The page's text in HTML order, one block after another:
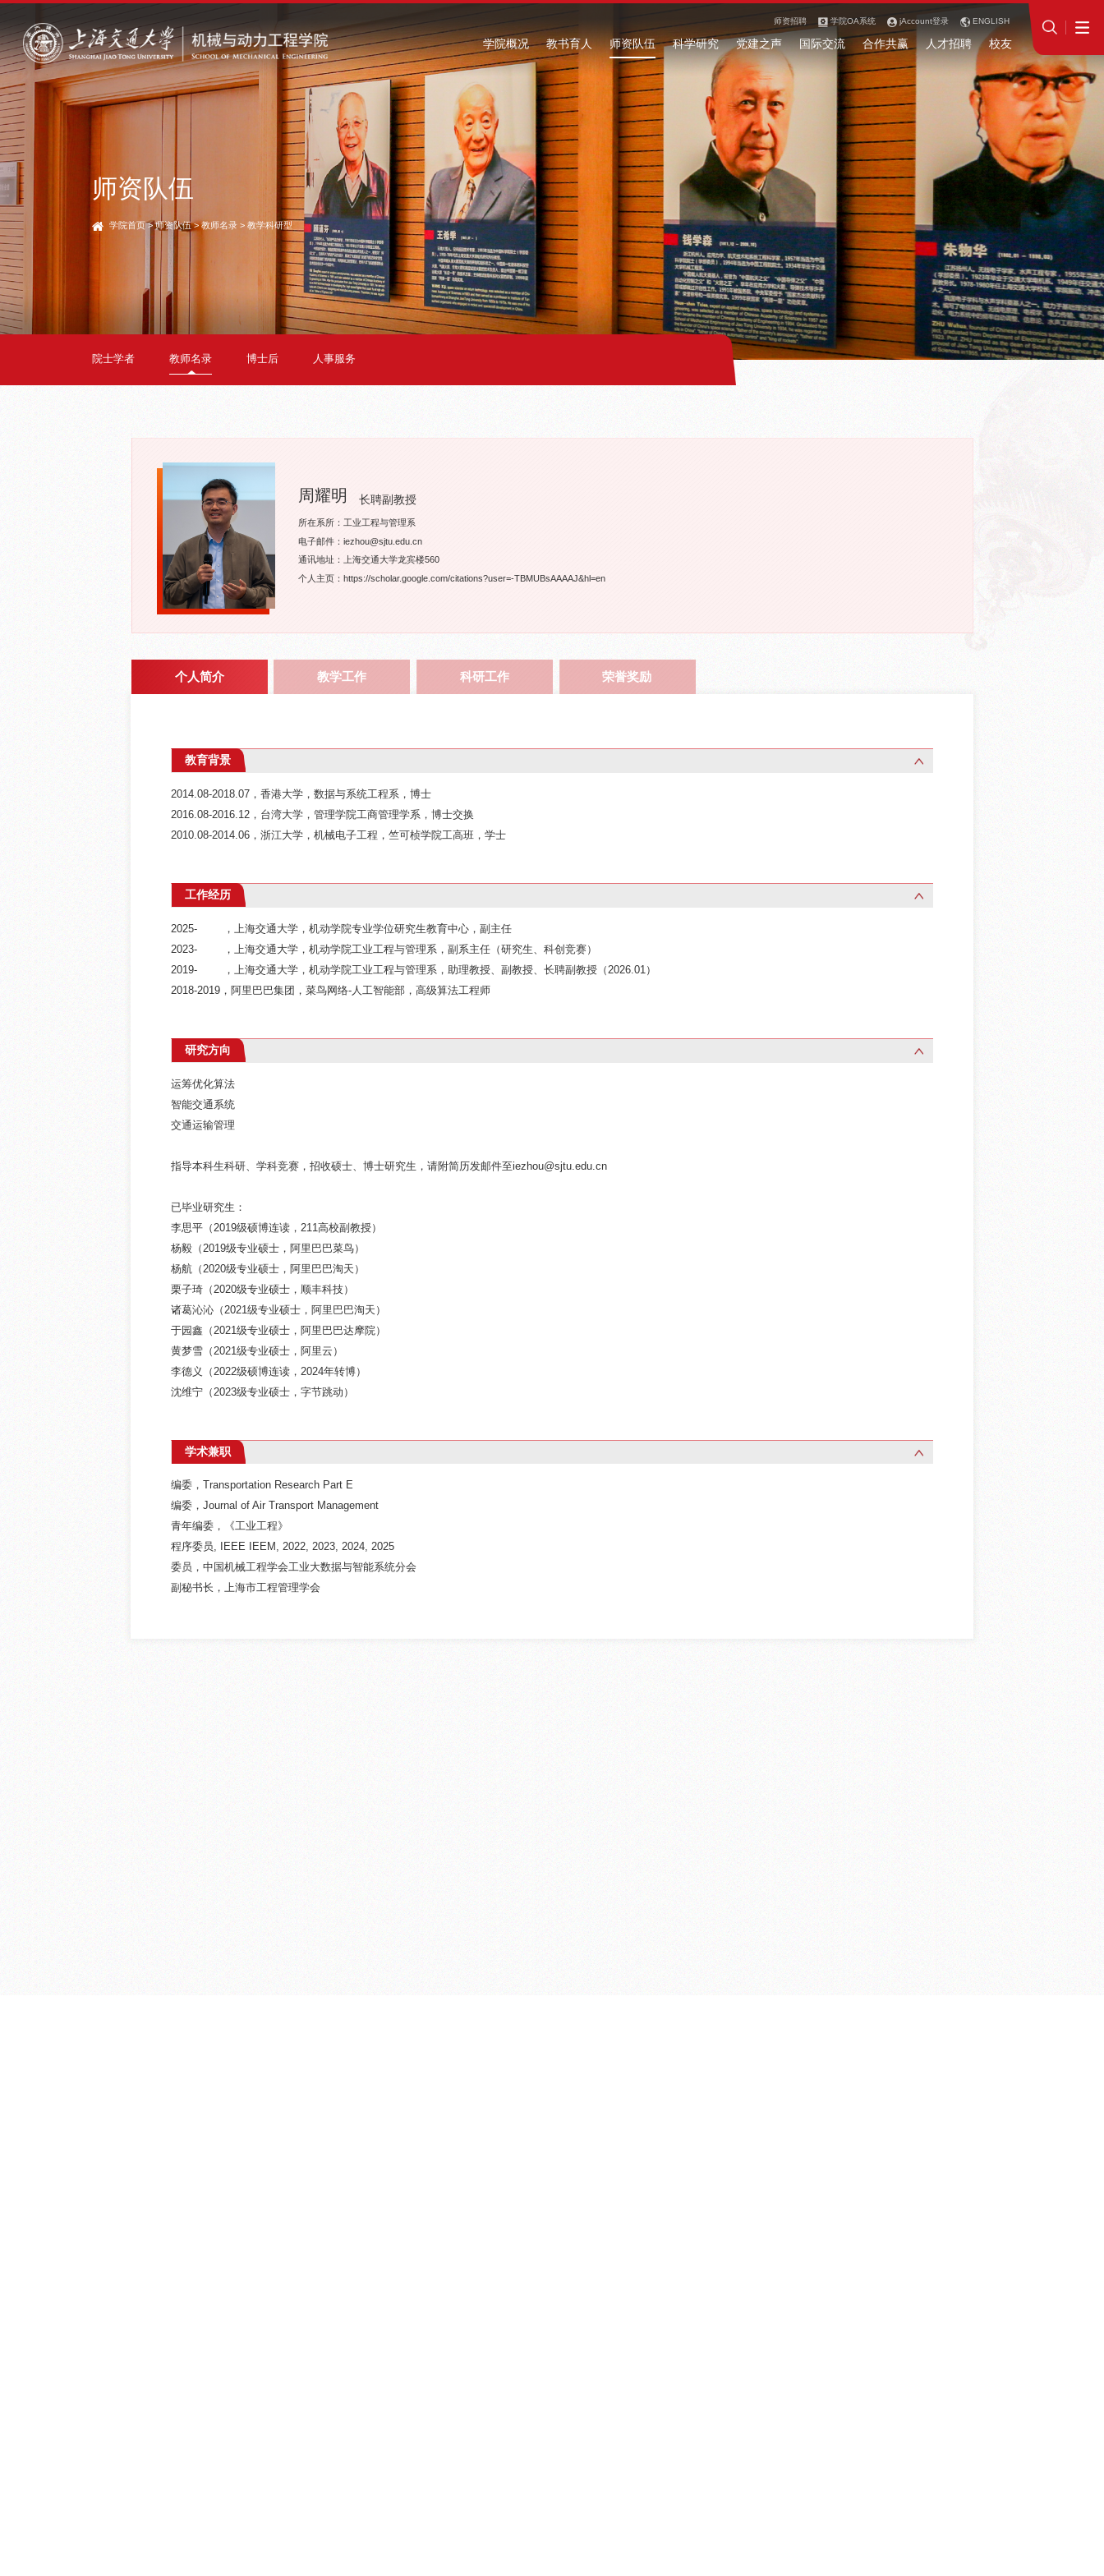
师资招聘 学院OA系统 jAccount登录 ENGLISH
学院概况 教书育人 师资队伍 科学研究 党建之声 国际交流 合作共赢 人才招聘 校友
师资队伍
学院首页>师资队伍>教师名录 > 教学科研型
院士学者 教师名录 博士后 人事服务
周耀明 长聘副教授
所在系所：工业工程与管理系
电子邮件：iezhou@sjtu.edu.cn
通讯地址：上海交通大学龙宾楼560
个人主页：https://scholar.google.com/citations?user=-TBMUBsAAAAJ&hl=en
个人简介 教学工作 科研工作 荣誉奖励
教育背景
2014.08-2018.07，香港大学，数据与系统工程系，博士
2016.08-2016.12，台湾大学，管理学院工商管理学系，博士交换
2010.08-2014.06，浙江大学，机械电子工程，竺可桢学院工高班，学士
工作经历
2025- ，上海交通大学，机动学院专业学位研究生教育中心，副主任
2023- ，上海交通大学，机动学院工业工程与管理系，副系主任（研究生、科创竞赛）
2019- ，上海交通大学，机动学院工业工程与管理系，助理教授、副教授、长聘副教授（2026.01）
2018-2019，阿里巴巴集团，菜鸟网络-人工智能部，高级算法工程师
研究方向
运筹优化算法
智能交通系统
交通运输管理
指导本科生科研、学科竞赛，招收硕士、博士研究生，请附简历发邮件至iezhou@sjtu.edu.cn
已毕业研究生：
李思平（2019级硕博连读，211高校副教授）
杨毅（2019级专业硕士，阿里巴巴菜鸟）
杨航（2020级专业硕士，阿里巴巴淘天）
栗子琦（2020级专业硕士，顺丰科技）
诸葛沁沁（2021级专业硕士，阿里巴巴淘天）
于园鑫（2021级专业硕士，阿里巴巴达摩院）
黄梦雪（2021级专业硕士，阿里云）
李德义（2022级硕博连读，2024年转博）
沈维宁（2023级专业硕士，字节跳动）
学术兼职
编委，Transportation Research Part E
编委，Journal of Air Transport Management
青年编委，《工业工程》
程序委员, IEEE IEEM, 2022, 2023, 2024, 2025
委员，中国机械工程学会工业大数据与智能系统分会
副秘书长，上海市工程管理学会